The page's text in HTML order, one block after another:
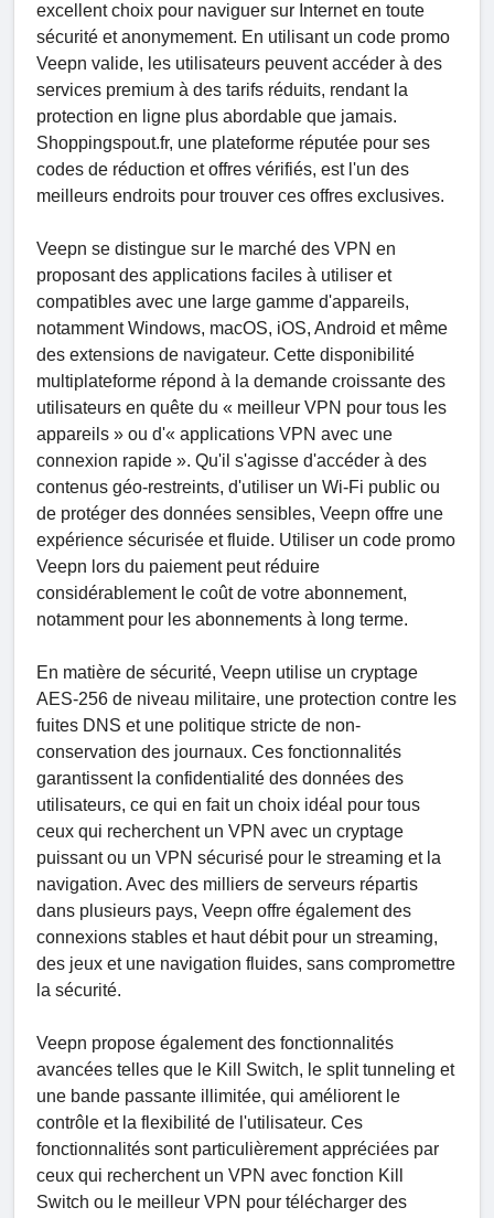
excellent choix pour naviguer sur Internet en toute
sécurité et anonymement. En utilisant un code promo
Veepn valide, les utilisateurs peuvent accéder à des
services premium à des tarifs réduits, rendant la
protection en ligne plus abordable que jamais.
Shoppingspout.fr, une plateforme réputée pour ses
codes de réduction et offres vérifiés, est l'un des
meilleurs endroits pour trouver ces offres exclusives.
Veepn se distingue sur le marché des VPN en
proposant des applications faciles à utiliser et
compatibles avec une large gamme d'appareils,
notamment Windows, macOS, iOS, Android et même
des extensions de navigateur. Cette disponibilité
multiplateforme répond à la demande croissante des
utilisateurs en quête du « meilleur VPN pour tous les
appareils » ou d'« applications VPN avec une
connexion rapide ». Qu'il s'agisse d'accéder à des
contenus géo-restreints, d'utiliser un Wi-Fi public ou
de protéger des données sensibles, Veepn offre une
expérience sécurisée et fluide. Utiliser un code promo
Veepn lors du paiement peut réduire
considérablement le coût de votre abonnement,
notamment pour les abonnements à long terme.
En matière de sécurité, Veepn utilise un cryptage
AES-256 de niveau militaire, une protection contre les
fuites DNS et une politique stricte de non-
conservation des journaux. Ces fonctionnalités
garantissent la confidentialité des données des
utilisateurs, ce qui en fait un choix idéal pour tous
ceux qui recherchent un VPN avec un cryptage
puissant ou un VPN sécurisé pour le streaming et la
navigation. Avec des milliers de serveurs répartis
dans plusieurs pays, Veepn offre également des
connexions stables et haut débit pour un streaming,
des jeux et une navigation fluides, sans compromettre
la sécurité.
Veepn propose également des fonctionnalités
avancées telles que le Kill Switch, le split tunneling et
une bande passante illimitée, qui améliorent le
contrôle et la flexibilité de l'utilisateur. Ces
fonctionnalités sont particulièrement appréciées par
ceux qui recherchent un VPN avec fonction Kill
Switch ou le meilleur VPN pour télécharger des